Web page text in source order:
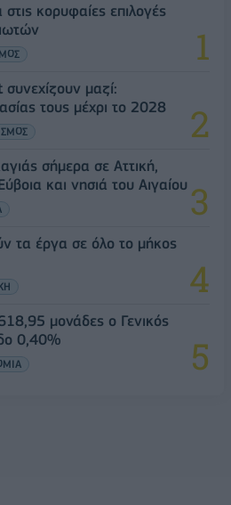
κορυφαίες επιλογές
μαζί:
τους μέχρι το 2028
σήμερα σε Αττική,
και νησιά του Αιγαίου
τα έργα σε όλο το μήκος
μονάδες ο Γενικός
0,40%